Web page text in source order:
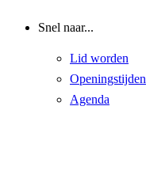
Snel naar...
Lid worden
Openingstijden
Agenda